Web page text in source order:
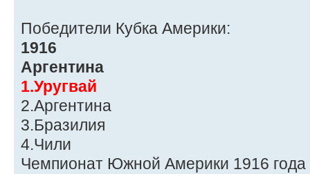
Победители Кубка Америки:
1916
Аргентина
1.Уругвай
2.Аргентина
3.Бразилия
4.Чили
Чемпионат Южной Америки 1916